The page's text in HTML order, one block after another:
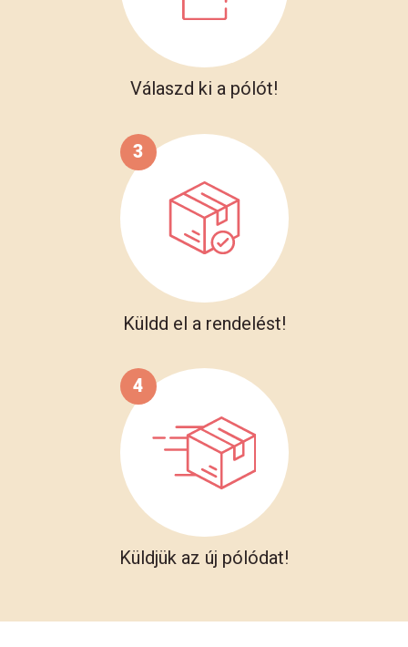
Válaszd ki a pólót!
3
Küldd el a rendelést!
4
Küldjük az új pólódat!